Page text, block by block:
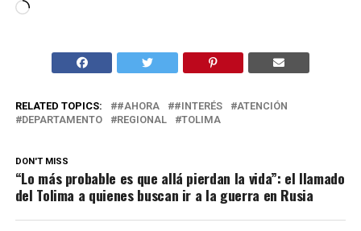
Cargando...
RELATED TOPICS: #AHORA #INTERÉS
ATENCIÓN
DEPARTAMENTO
REGIONAL TOLIMA
DON'T MISS
“Lo más probable es que allá pierdan la vida”: el llamado
del Tolima a quienes buscan ir a la guerra en Rusia